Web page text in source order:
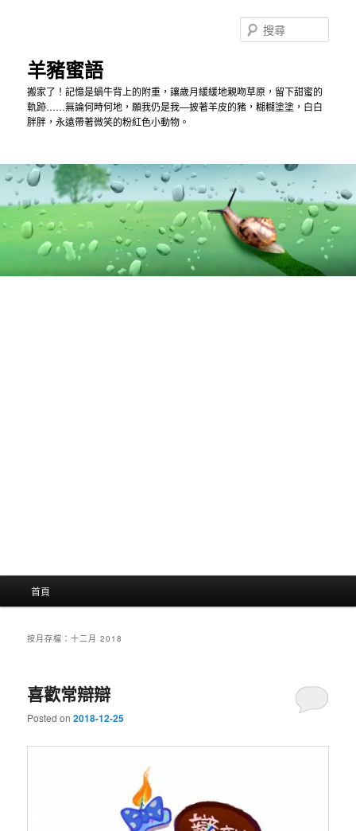
羊豬蜜語
搬家了！記憶是蝸牛背上的附重，讓歲月緩緩地親吻草原，留下甜蜜的
軌跡……無論何時何地，願我仍是我—披著羊皮的豬，糊糊塗塗，白白
胖胖，永遠帶著微笑的粉紅色小動物。
尋
首頁
按月存檔：十二月 2018
喜歡常辯辯
Posted on2018-12-25